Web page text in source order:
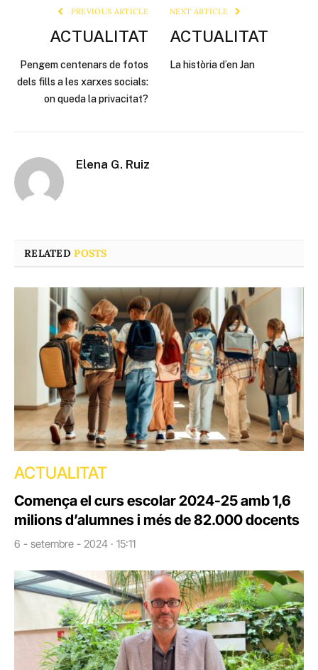
PREVIOUS ARTICLE
ACTUALITAT
Pengem centenars de fotos
dels fills a les xarxes socials:
on queda la privacitat?
NEXT ARTICLE
ACTUALITAT
La història d’en Jan
Elena G. Ruiz
RELATEDPOSTS
ACTUALITAT
Comença el curs escolar 2024-25 amb 1,6
milions d’alumnes i més de 82.000 docents
6 - setembre - 2024 · 15:11